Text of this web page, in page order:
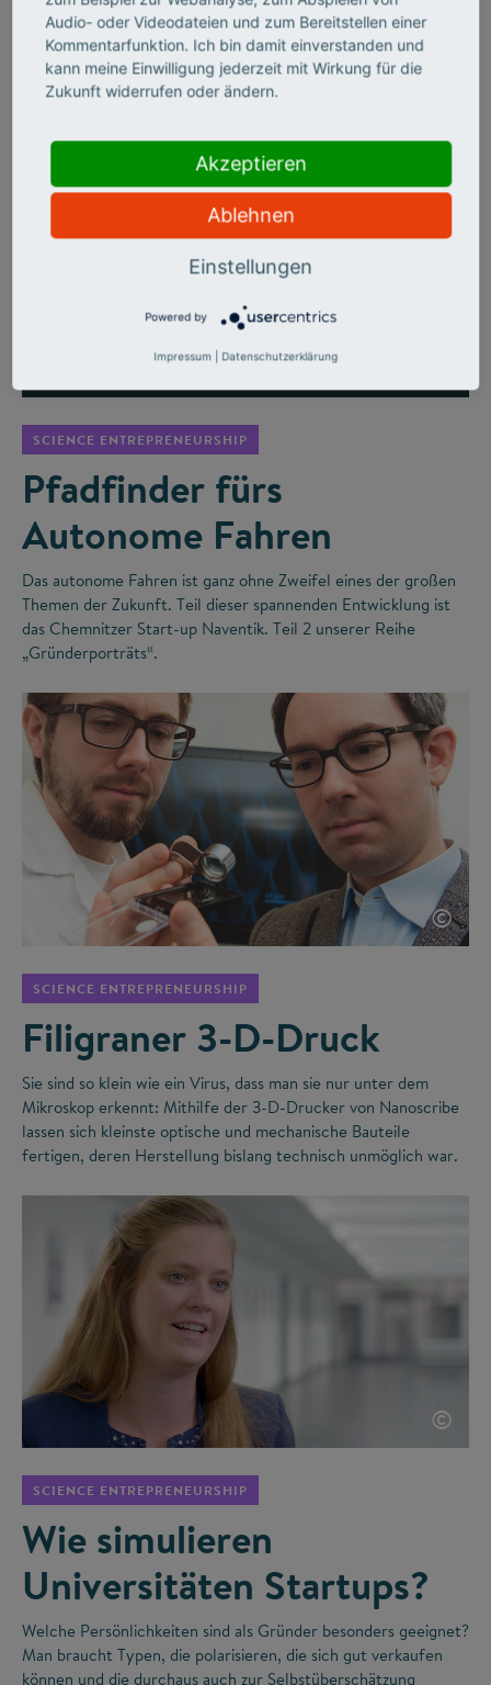
Intelligente Sensoren
Wasserproben in Sekundenschnelle analysieren? Die Sensoren
des jungen Start-ups InProSens machen es möglich. Teil 3
unserer Reihe Gründerporträts.
SCIENCE ENTREPRENEURSHIP
Pfadfinder fürs
Autonome Fahren
Das autonome Fahren ist ganz ohne Zweifel eines der großen
Themen der Zukunft. Teil dieser spannenden Entwicklung ist
das Chemnitzer Start-up Naventik. Teil 2 unserer Reihe
„Gründerporträts“.
©
SCIENCE ENTREPRENEURSHIP
Filigraner 3-D-Druck
Sie sind so klein wie ein Virus, dass man sie nur unter dem
Mikroskop erkennt: Mithilfe der 3-D-Drucker von Nanoscribe
lassen sich kleinste optische und mechanische Bauteile
fertigen, deren Herstellung bislang technisch unmöglich war.
©
SCIENCE ENTREPRENEURSHIP
Wie simulieren
Universitäten Startups?
Welche Persönlichkeiten sind als Gründer besonders geeignet?
Man braucht Typen, die polarisieren, die sich gut verkaufen
können und die durchaus auch zur Selbstüberschätzung
Audio- oder Videodateien und zum Bereitstellen einer
Kommentarfunktion. Ich bin damit einverstanden und
kann meine Einwilligung jederzeit mit Wirkung für die
Zukunft widerrufen oder ändern.
Akzeptieren
Ablehnen
Einstellungen
Powered by
Impressum Datenschutzerklärung